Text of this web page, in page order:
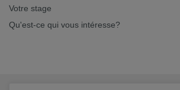
Votre stage
Qu'est-ce qui vous intéresse?